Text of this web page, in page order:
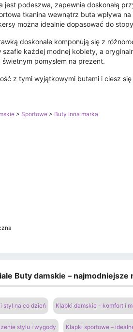
jest podeszwa, zapewnia doskonałą
tkanina wewnątrz buta wpływa
można idealnie dopasować do
doskonale komponują się z
szafie każdej modnej kobiety, a
pomysłem na prezent.
z tymi wyjątkowymi butami i ciesz
> Sportowe > Buty Inna marka
Buty damskie –
styl na co dzień Klapki damskie - komfort i
stylu i wygody Klapki sportowe –